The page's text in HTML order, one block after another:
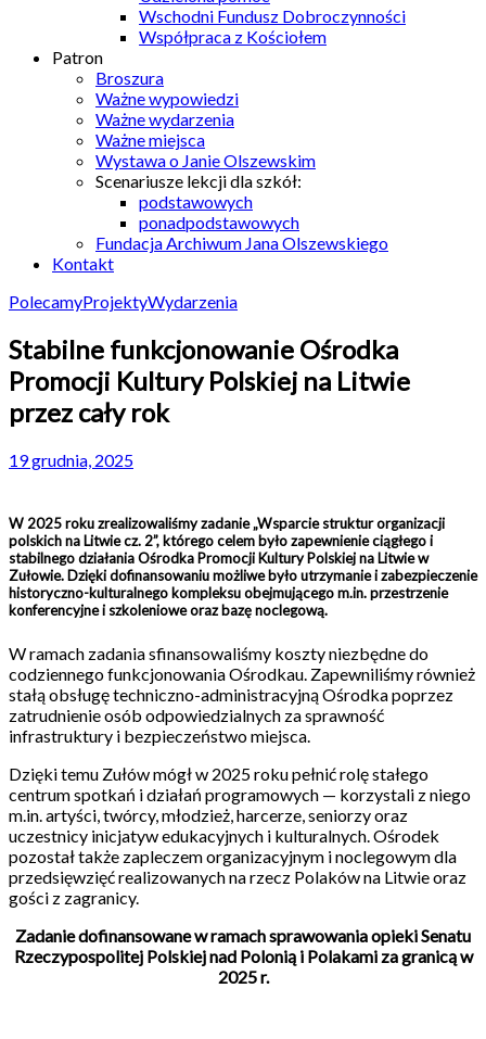
Wschodni Fundusz Dobroczynności
Współpraca z Kościołem
Patron
Broszura
Ważne wypowiedzi
Ważne wydarzenia
Ważne miejsca
Wystawa o Janie Olszewskim
Scenariusze lekcji dla szkół:
podstawowych
ponadpodstawowych
Fundacja Archiwum Jana Olszewskiego
Kontakt
PolecamyProjektyWydarzenia
Stabilne funkcjonowanie Ośrodka
Promocji Kultury Polskiej na Litwie
przez cały rok
19 grudnia, 2025
W 2025 roku zrealizowaliśmy zadanie „Wsparcie struktur organizacji
polskich na Litwie cz. 2”, którego celem było zapewnienie ciągłego i
stabilnego działania Ośrodka Promocji Kultury Polskiej na Litwie w
Zułowie. Dzięki dofinansowaniu możliwe było utrzymanie i zabezpieczenie
historyczno-kulturalnego kompleksu obejmującego m.in. przestrzenie
konferencyjne i szkoleniowe oraz bazę noclegową.
W ramach zadania sfinansowaliśmy koszty niezbędne do
codziennego funkcjonowania Ośrodkau. Zapewniliśmy również
stałą obsługę techniczno-administracyjną Ośrodka poprzez
zatrudnienie osób odpowiedzialnych za sprawność
infrastruktury i bezpieczeństwo miejsca.
Dzięki temu Zułów mógł w 2025 roku pełnić rolę stałego
centrum spotkań i działań programowych — korzystali z niego
m.in. artyści, twórcy, młodzież, harcerze, seniorzy oraz
uczestnicy inicjatyw edukacyjnych i kulturalnych. Ośrodek
pozostał także zapleczem organizacyjnym i noclegowym dla
przedsięwzięć realizowanych na rzecz Polaków na Litwie oraz
gości z zagranicy.
Zadanie dofinansowane w ramach sprawowania opieki Senatu
Rzeczypospolitej Polskiej nad Polonią i Polakami za granicą w
2025 r.